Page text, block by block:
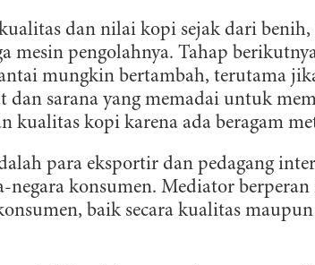
dan nilai kopi sejak dari benih,
mesin pengolahnya. Tahap
mungkin bertambah, terutama
sarana yang memadai untuk
kualitas kopi karena ada beragam
para eksportir dan pedagang
konsumen. Mediator
baik secara kualitas